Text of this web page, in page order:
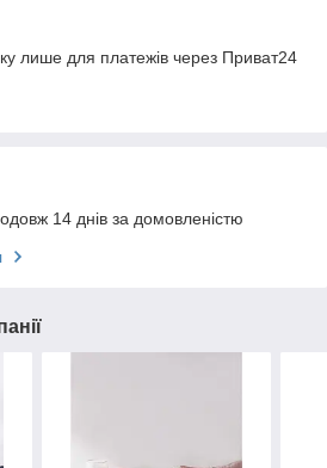
лише для платежів через Приват24
14 днів за домовленістю